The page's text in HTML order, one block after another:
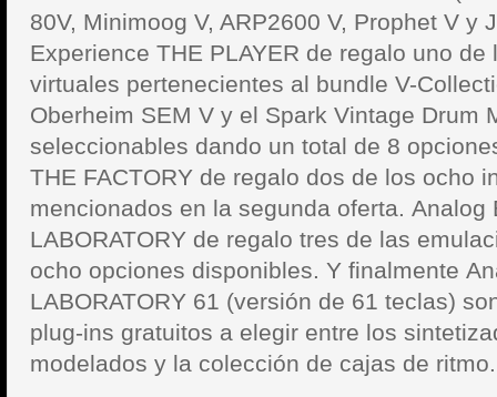
80V, Minimoog V, ARP2600 V, Prophet V y
Experience THE PLAYER de regalo uno
virtuales pertenecientes al bundle V-
Oberheim SEM V y el Spark Vintage Drum
seleccionables dando un total de 8
THE FACTORY de regalo dos de los ocho
mencionados en la segunda oferta. Analog
LABORATORY de regalo tres de las
ocho opciones disponibles. Y finalmente
LABORATORY 61 (versión de 61 teclas)
plug-ins gratuitos a elegir entre los
modelados y la colección de cajas de ritmo.